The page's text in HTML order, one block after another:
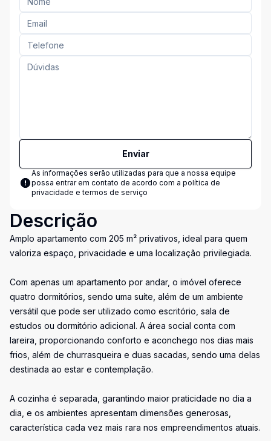
Enviar
As informações serão utilizadas para que a nossa equipe
possa entrar em contato de acordo com a política de
privacidade e termos de serviço
Descrição
Amplo apartamento com 205 m² privativos, ideal para quem
valoriza espaço, privacidade e uma localização privilegiada.
Com apenas um apartamento por andar, o imóvel oferece
quatro dormitórios, sendo uma suíte, além de um ambiente
versátil que pode ser utilizado como escritório, sala de
estudos ou dormitório adicional. A área social conta com
lareira, proporcionando conforto e aconchego nos dias mais
frios, além de churrasqueira e duas sacadas, sendo uma delas
destinada ao estar e contemplação.
A cozinha é separada, garantindo maior praticidade no dia a
dia, e os ambientes apresentam dimensões generosas,
característica cada vez mais rara nos empreendimentos atuais.